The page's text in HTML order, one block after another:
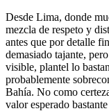
Desde Lima, donde
mezcla de respeto y
antes que por detalle
demasiado tajante,
visible, plantel lo
probablemente
Bahía. No como
valor esperado